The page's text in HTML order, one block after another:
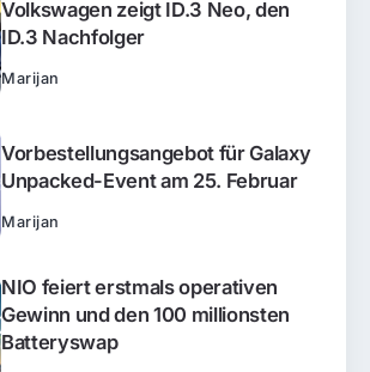
Volkswagen zeigt ID.3 Neo, den
ID.3 Nachfolger
Marijan
Vorbestellungsangebot für Galaxy
Unpacked-Event am 25. Februar
Marijan
NIO feiert erstmals operativen
Gewinn und den 100 millionsten
Batteryswap